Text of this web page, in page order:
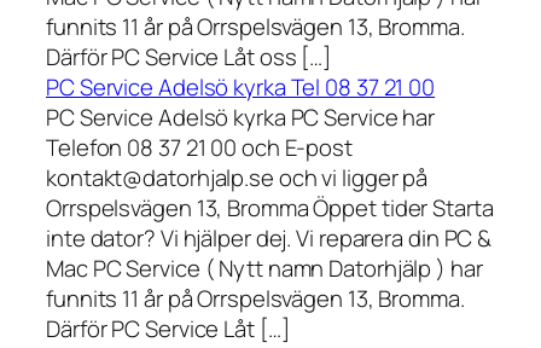
funnits 11 år på Orrspelsvägen 13, Bromma.
Därför PC Service Låt oss […]
PC Service Adelsö kyrka Tel 08 37 21 00
PC Service Adelsö kyrka PC Service har
Telefon 08 37 21 00 och E-post
kontakt@datorhjalp.se och vi ligger på
Orrspelsvägen 13, Bromma Öppet tider Starta
inte dator? Vi hjälper dej. Vi reparera din PC &
Mac PC Service ( Nytt namn Datorhjälp ) har
funnits 11 år på Orrspelsvägen 13, Bromma.
Därför PC Service Låt […]